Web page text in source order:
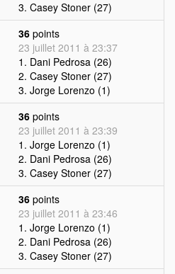
3. Casey Stoner (27)
36 points
23 juillet 2011 à 23:37
1. Dani Pedrosa (26)
2. Casey Stoner (27)
3. Jorge Lorenzo (1)
36 points
23 juillet 2011 à 23:39
1. Jorge Lorenzo (1)
2. Dani Pedrosa (26)
3. Casey Stoner (27)
36 points
23 juillet 2011 à 23:46
1. Jorge Lorenzo (1)
2. Dani Pedrosa (26)
3. Casey Stoner (27)